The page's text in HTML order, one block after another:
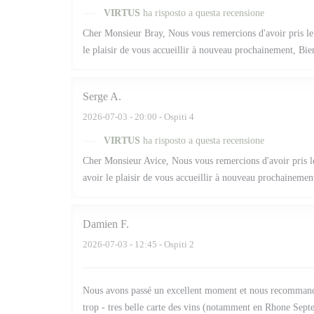
VIRTUS ha risposto a questa recensione
Cher Monsieur Bray, Nous vous remercions d'avoir pris
le plaisir de vous accueillir à nouveau prochainement,
Serge A
2026-07-03 - 20:00 - Ospiti 4
VIRTUS ha risposto a questa recensione
Cher Monsieur Avice, Nous vous remercions d'avoir pris
avoir le plaisir de vous accueillir à nouveau
Damien F
2026-07-03 - 12:45 - Ospiti 2
Nous avons passé un excellent moment et nous
trop - tres belle carte des vins (notamment en Rhone